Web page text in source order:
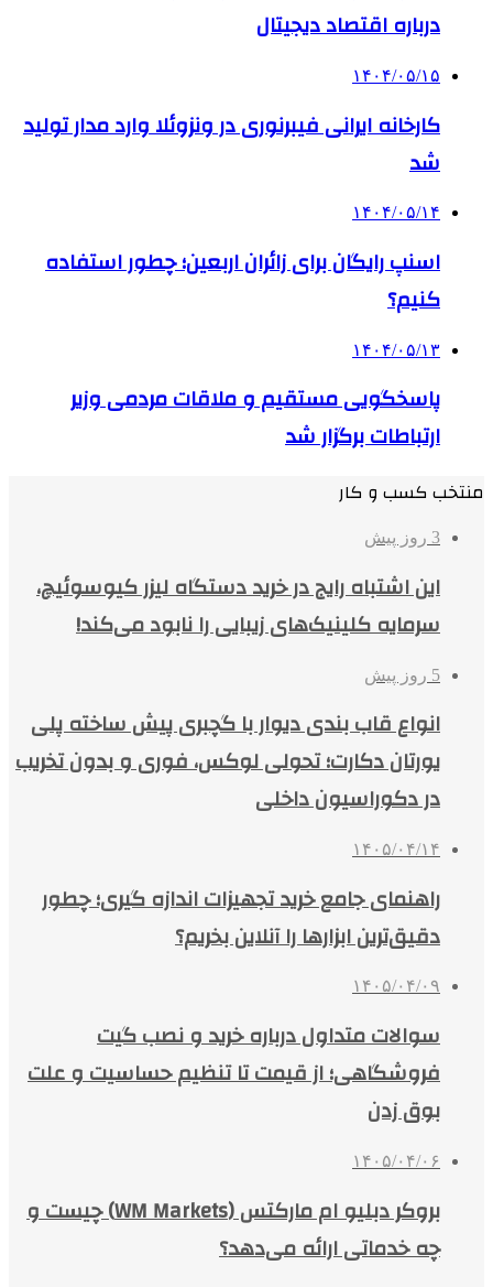
درباره اقتصاد دیجیتال
۱۴۰۴/۰۵/۱۵
کارخانه ایرانی فیبرنوری در ونزوئلا وارد مدار تولید
شد
۱۴۰۴/۰۵/۱۴
اسنپ رایگان برای زائران اربعین؛ چطور استفاده
کنیم؟
۱۴۰۴/۰۵/۱۳
پاسخگویی مستقیم و ملاقات مردمی وزیر
ارتباطات برگزار شد
منتخب کسب و کار
3 روز پیش
این اشتباه رایج در خرید دستگاه لیزر کیوسوئیچ،
سرمایه کلینیک‌های زیبایی را نابود می‌کند!
5 روز پیش
انواع قاب بندی دیوار با گچبری پیش ساخته پلی
یورتان دکارت؛ تحولی لوکس، فوری و بدون تخریب
در دکوراسیون داخلی
۱۴۰۵/۰۴/۱۴
راهنمای جامع خرید تجهیزات اندازه گیری؛ چطور
دقیق‌ترین ابزارها را آنلاین بخریم؟
۱۴۰۵/۰۴/۰۹
سوالات متداول درباره خرید و نصب گیت
فروشگاهی؛ از قیمت تا تنظیم حساسیت و علت
بوق زدن
۱۴۰۵/۰۴/۰۶
بروکر دبلیو ام مارکتس (WM Markets) چیست و
چه خدماتی ارائه می‌دهد؟